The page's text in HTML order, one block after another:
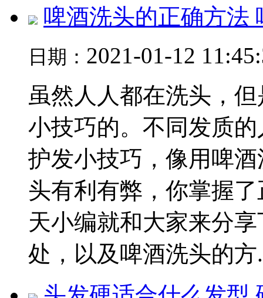
啤酒洗头的正确方法
日期： 2021-01-12
虽然人人都在洗头，
小技巧的。不同发质
护发小技巧，像用啤
头有利有弊，你掌握
天小编就和大家来分
处，以及啤酒洗头的方